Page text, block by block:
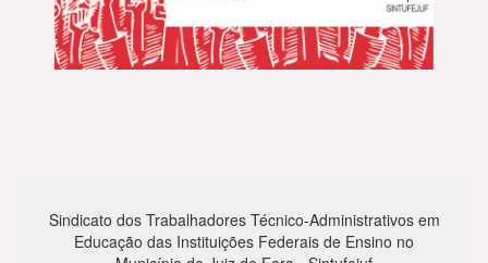
Sindicato dos Trabalhadores Técnico-Administrativos em
Educação das Instituições Federais de Ensino no